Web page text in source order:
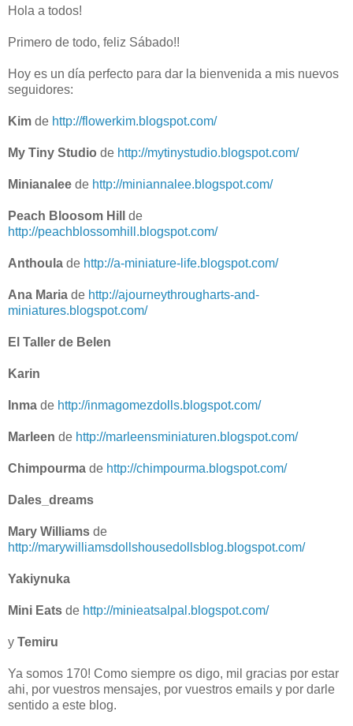
Hola a todos!
Primero de todo, feliz Sábado!!
Hoy es un día perfecto para dar la bienvenida a mis nuevos
seguidores:
Kim de http://flowerkim.blogspot.com/
My Tiny Studio de http://mytinystudio.blogspot.com/
Minianalee de http://miniannalee.blogspot.com/
Peach Bloosom Hill
de
http://peachblossomhill.blogspot.com/
Anthoula de http://a-miniature-life.blogspot.com/
Ana Maria de http://ajourneythrougharts-and-
miniatures.blogspot.com/
El Taller de Belen
Karin
Inma de http://inmagomezdolls.blogspot.com/
Marleen de http://marleensminiaturen.blogspot.com/
Chimpourma de http://chimpourma.blogspot.com/
Dales_dreams
Mary Williams de
http://marywilliamsdollshousedollsblog.blogspot.com/
Yakiynuka
Mini Eats de http://minieatsalpal.blogspot.com/
y Temiru
Ya somos 170! Como siempre os digo, mil gracias por estar
ahi, por vuestros mensajes, por vuestros emails y por darle
sentido a este blog.